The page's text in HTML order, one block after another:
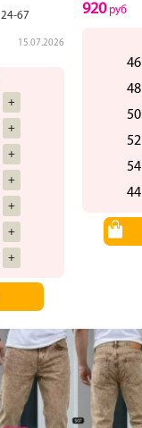
24-67
15.07.2026
+
+
+
+
+
+
+
920руб
46
48
50
52
54
44